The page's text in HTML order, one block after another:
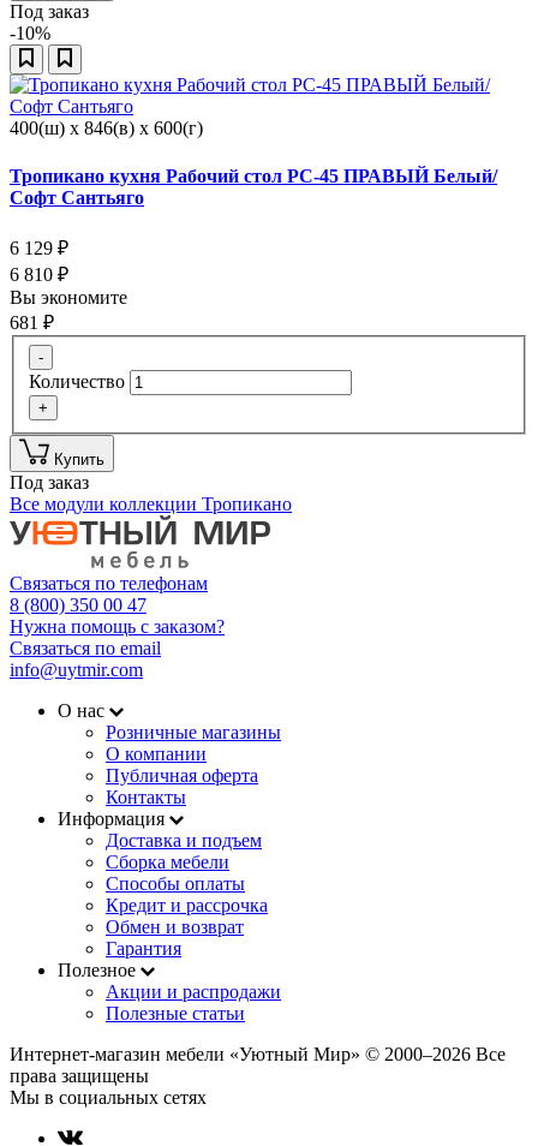
Под заказ
-10%
400(ш) x 846(в) x 600(г)
Тропикано кухня Рабочий стол РС-45 ПРАВЫЙ Белый/
Софт Сантьяго
6 129 ₽
6 810 ₽
Вы экономите
681 ₽
-
Количество
+
Купить
Под заказ
Все модули коллекции Тропикано
Связаться по телефонам
8 (800) 350 00 47
Нужна помощь с заказом?
Связаться по email
info@uytmir.com
О нас
Розничные магазины
О компании
Публичная оферта
Контакты
Информация
Доставка и подъем
Сборка мебели
Способы оплаты
Кредит и рассрочка
Обмен и возврат
Гарантия
Полезное
Акции и распродажи
Полезные статьи
Интернет-магазин мебели «Уютный Мир» © 2000‒2026 Все
права защищены
Мы в социальных сетях